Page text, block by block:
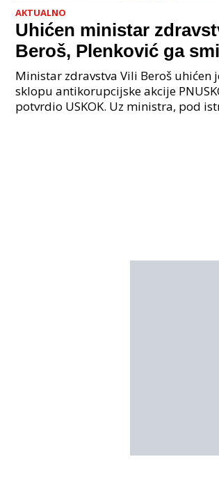
AKTUALNO
Uhićen ministar
Beroš, Plenković ga
Istraga USKOK-a zbog
Ministar zdravstva Vili Beroš uhićen
sklopu antikorupcijske akcije
potvrdio USKOK. Uz ministra, pod